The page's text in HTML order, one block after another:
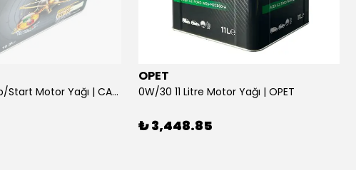
0W/30 10.5L Stop/Start Motor Yağı | CASTROL
OPET
0W/30 11 Litre Motor Yağı | OPET
₺ 3,448.85